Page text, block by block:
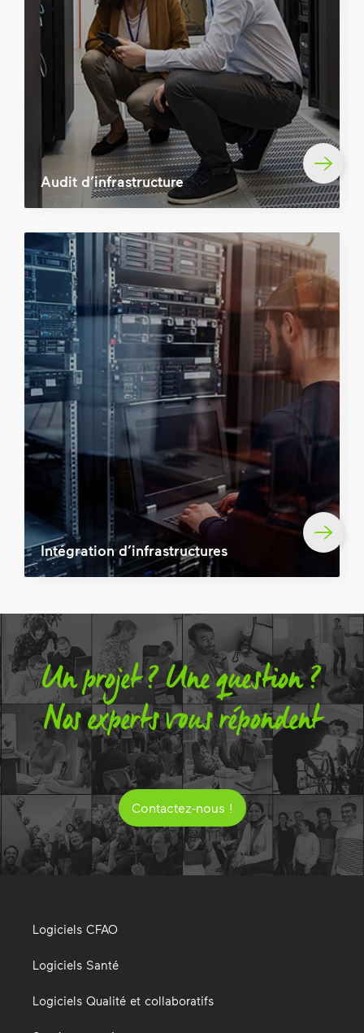
Audit d’infrastructure
Intégration d’infrastructures
Un projet ? Une question ?
Nos experts vous répondent
Contactez-nous !
Logiciels CFAO
Logiciels Santé
Logiciels Qualité et collaboratifs